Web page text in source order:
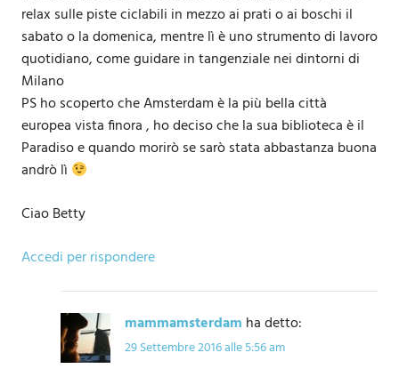
relax sulle piste ciclabili in mezzo ai prati o ai boschi il
sabato o la domenica, mentre lì è uno strumento di lavoro
quotidiano, come guidare in tangenziale nei dintorni di
Milano
PS ho scoperto che Amsterdam è la più bella città
europea vista finora , ho deciso che la sua biblioteca è il
Paradiso e quando morirò se sarò stata abbastanza buona
andrò lì
Ciao Betty
Accedi per rispondere
mammamsterdam ha detto:
29 Settembre 2016 alle 5:56 am